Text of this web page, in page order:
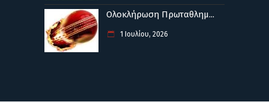
Ολοκλήρωση Πρωταθλημ...
1 Ιουλίου, 2026